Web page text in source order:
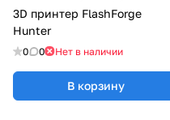
3D принтер FlashForge
Hunter
0 0 Нет в наличии
В корзину